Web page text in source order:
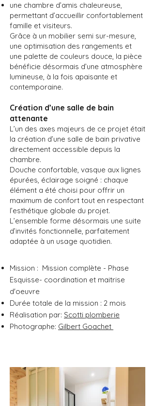
une chambre d’amis chaleureuse,
permettant d’accueillir confortablement
famille et visiteurs.
Grâce à un mobilier semi sur-mesure,
une optimisation des rangements et
une palette de couleurs douce, la pièce
bénéficie désormais d’une atmosphère
lumineuse, à la fois apaisante et
contemporaine.
Création d’une salle de bain
attenante
L’un des axes majeurs de ce projet était
la création d’une salle de bain privative
directement accessible depuis la
chambre.
Douche confortable, vasque aux lignes
épurées, éclairage soigné : chaque
élément a été choisi pour offrir un
maximum de confort tout en respectant
l’esthétique globale du projet.
L’ensemble forme désormais une suite
d’invités fonctionnelle, parfaitement
adaptée à un usage quotidien.
Mission : Mission complète - Phase
Esquisse- coordination et maitrise
d'oeuvre
Durée totale de la mission : 2 mois
Réalisation par: Scotti plomberie
Photographe: Gilbert Goachet